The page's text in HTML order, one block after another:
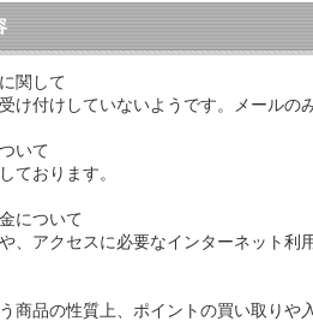
関して
け付けしていないようです。メールの
いて
ております。
について
、アクセスに必要なインターネット利
商品の性質上、ポイントの買い取りや